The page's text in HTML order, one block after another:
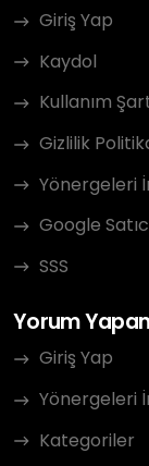
Giriş Yap
Kaydol
Kullanım
Gizlilik
Yönergeleri
Google
SSS
Yorum
Giriş Yap
Yönergeleri
Kategoriler